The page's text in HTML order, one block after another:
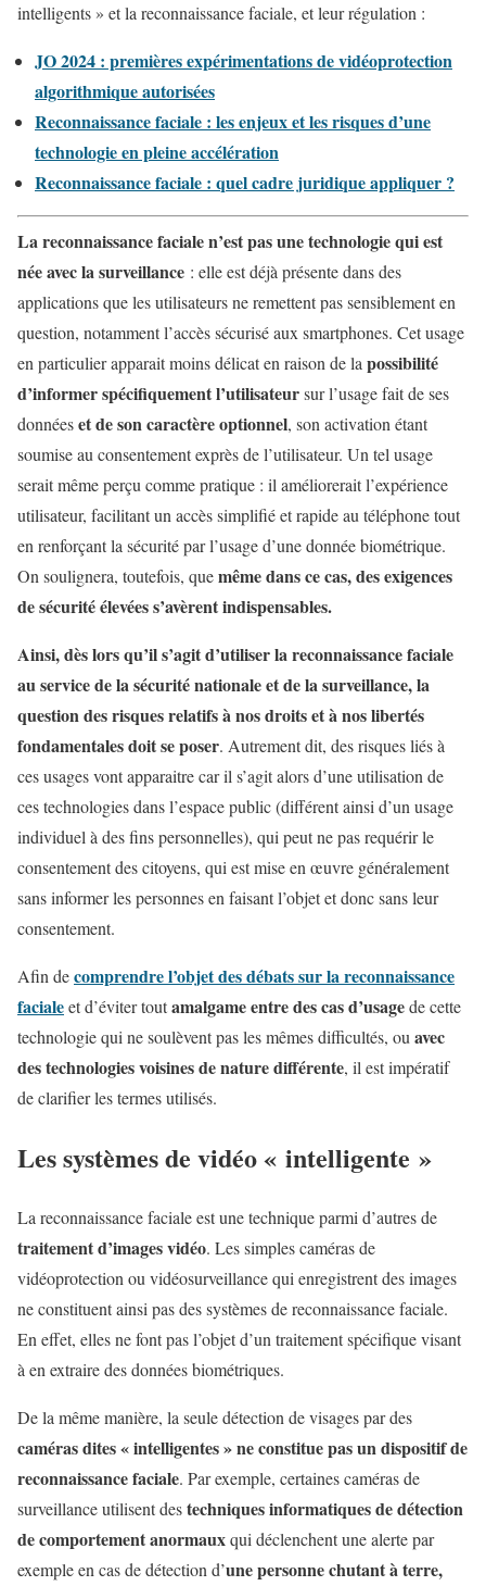
intelligents » et la reconnaissance faciale, et leur régulation :
JO 2024 : premières expérimentations de vidéoprotection
algorithmique autorisées
Reconnaissance faciale : les enjeux et les risques d’une
technologie en pleine accélération
Reconnaissance faciale : quel cadre juridique appliquer ?
La reconnaissance faciale n’est pas une technologie qui est
née avec la surveillance : elle est déjà présente dans des
applications que les utilisateurs ne remettent pas sensiblement en
question, notamment l’accès sécurisé aux smartphones. Cet usage
en particulier apparait moins délicat en raison de la possibilité
d’informer spécifiquement l’utilisateursur l’usage fait de ses
donnéeset de son caractère optionnel, son activation étant
soumise au consentement exprès de l’utilisateur. Un tel usage
serait même perçu comme pratique : il améliorerait l’expérience
utilisateur, facilitant un accès simplifié et rapide au téléphone tout
en renforçant la sécurité par l’usage d’une donnée biométrique.
On soulignera, toutefois, quemême dans ce cas, des exigences
de sécurité élevées s’avèrent indispensables.
Ainsi, dès lors qu’il s’agit d’utiliser la reconnaissance faciale
au service de la sécurité nationale et de la surveillance, la
question des risques relatifs à nos droits et à nos libertés
fondamentales doit se poser. Autrement dit, des risques liés à
ces usages vont apparaitre car il s’agit alors d’une utilisation de
ces technologies dans l’espace public (différent ainsi d’un usage
individuel à des fins personnelles), qui peut ne pas requérir le
consentement des citoyens, qui est mise en œuvre généralement
sans informer les personnes en faisant l’objet et donc sans leur
consentement.
Afin decomprendre l’objet des débats sur la reconnaissance
facialeet d’éviter toutamalgame entre des cas d’usagede cette
technologie qui ne soulèvent pas les mêmes difficultés, ou avec
des technologies voisines de nature différente, il est impératif
de clarifier les termes utilisés.
Les systèmes de vidéo « intelligente »
La reconnaissance faciale est une technique parmi d’autres de
traitement d’images vidéo. Les simples caméras de
vidéoprotection ou vidéosurveillance qui enregistrent des images
ne constituent ainsi pas des systèmes de reconnaissance faciale.
En effet, elles ne font pas l’objet d’un traitement spécifique visant
à en extraire des données biométriques.
De la même manière, la seule détection de visages par des
caméras dites « intelligentes » ne constitue pas un dispositif de
reconnaissance faciale. Par exemple, certaines caméras de
surveillance utilisent destechniques informatiques de détection
de comportement anormauxqui déclenchent une alerte par
exemple en cas de détection d’une personne chutant à terre,